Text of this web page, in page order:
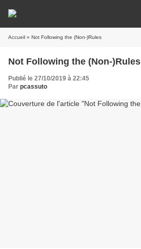
Accueil » Not Following the (Non-)Rules
Not Following the (Non-)Rules
Publié le 27/10/2019 à 22:45
Par pcassuto